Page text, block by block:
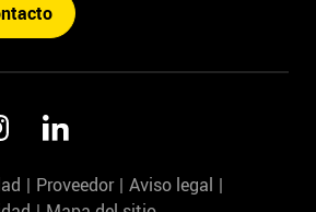
Proveedor
Aviso legal